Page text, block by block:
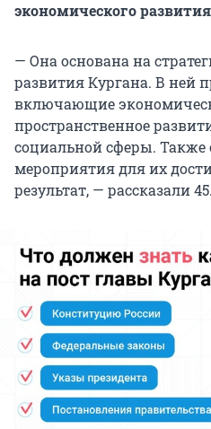
экономического
— Она основана на
развития Кургана. В ней
включающие
пространственное
социальной сферы. Также
мероприятия для их
результат, — рассказали